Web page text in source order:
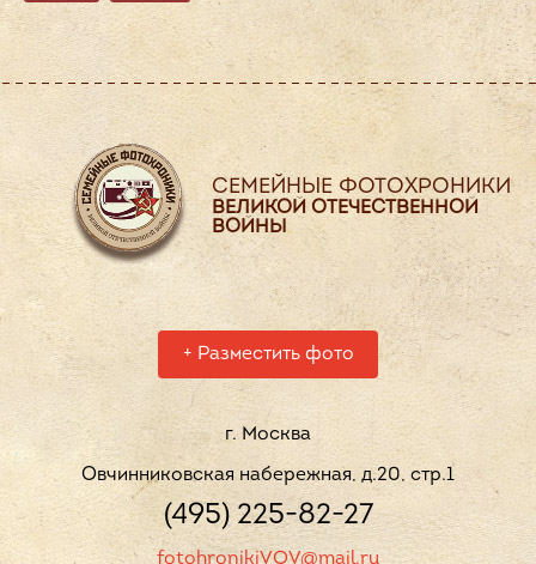
СЕМЕЙНЫЕ ФОТОХРОНИКИ
ВЕЛИКОЙ ОТЕЧЕСТВЕННОЙ
ВОЙНЫ
+ Разместить фото
г. Москва
Овчинниковская набережная, д.20, стр.1
(495) 225-82-27
fotohronikiVOV@mail.ru